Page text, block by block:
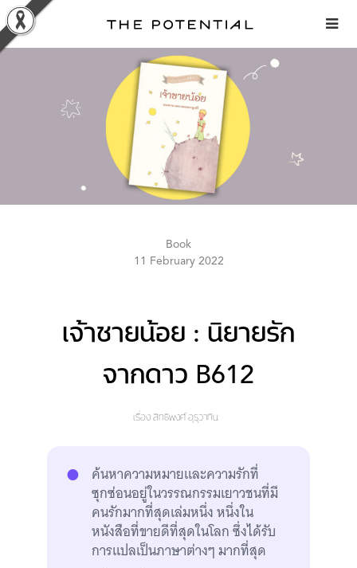
Skip
to
content
Book
11 February 2022
เจ้าชายน้อย : นิยายรัก
จากดาว B612
เรื่อง สิทธิพงศ์ อุรุวาทิน
ค้นหาความหมายและความรักที่
ซุกซ่อนอยู่ในวรรณกรรมเยาวชนที่มี
คนรักมากที่สุดเล่มหนึ่ง หนึ่งใน
หนังสือที่ขายดีที่สุดในโลก ซึ่งได้รับ
การแปลเป็นภาษาต่างๆ มากที่สุด